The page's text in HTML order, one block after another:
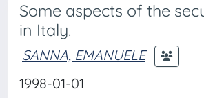
Some aspects of the
in Italy.
SANNA, EMANUELE
1998-01-01